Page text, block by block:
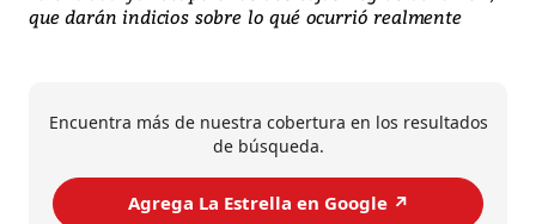
que darán indicios sobre lo qué ocurrió realmente
Encuentra más de nuestra cobertura en los resultados
de búsqueda.
Agrega La Estrella en Google ↗️